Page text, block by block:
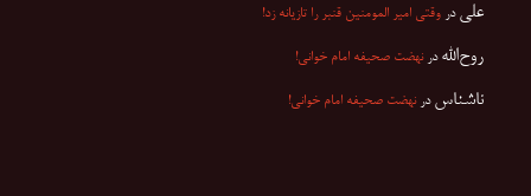
علی در وقتی امیر المومنین قنبر را تازیانه زد!
روح‌الله درنهضت صحیفه امام خوانی!
ناشناس درنهضت صحیفه امام خوانی!